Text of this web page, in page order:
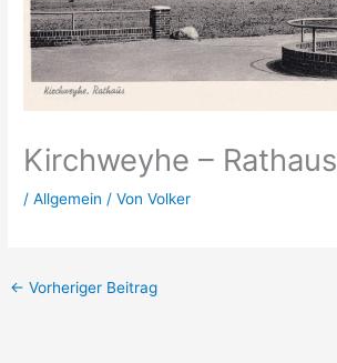
Kirchweyhe – Rathaus
/Allgemein / VonVolker
← Vorheriger Beitrag